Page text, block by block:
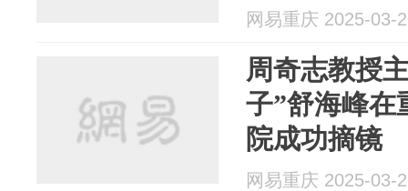
网易重庆 2025-03-
周奇志教授
子”舒海峰在
院成功摘镜
网易重庆 2025-03-